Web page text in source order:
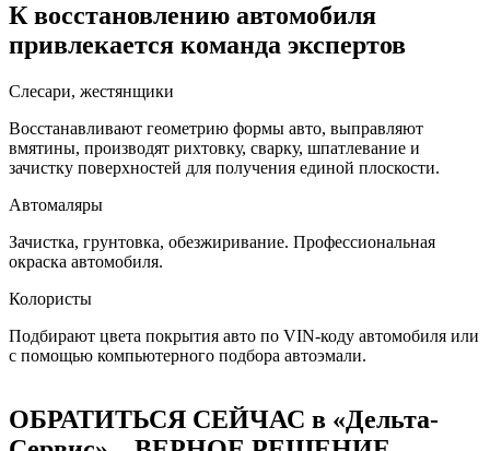
К восстановлению автомобиля
привлекается команда экспертов
Слесари, жестянщики
Восстанавливают геометрию формы авто, выправляют
вмятины, производят рихтовку, сварку, шпатлевание и
зачистку поверхностей для получения единой плоскости.
Автомаляры
Зачистка, грунтовка, обезжиривание. Профессиональная
окраска автомобиля.
Колористы
Подбирают цвета покрытия авто по VIN-коду автомобиля или
с помощью компьютерного подбора автоэмали.
ОБРАТИТЬСЯ СЕЙЧАС в «Дельта-